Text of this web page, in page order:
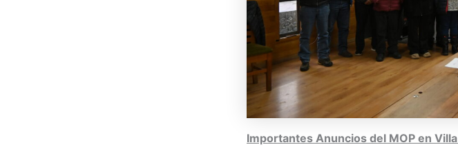
Importantes Anuncios del MOP en Villa